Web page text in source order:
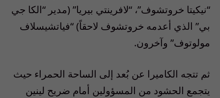
“نيكيتا خروتشوف”، “لافرينتي بيريا” (مدير “الكا جي
بي” الذي أعدمه خروتشوف لاحقاً) “فياتشيسلاف
مولوتوف” وآخرون.
ثم تتجه الكاميرا عن بُعد إلى الساحة الحمراء حيث
يتجمع الحشود من المسؤولين أمام ضريح لينين